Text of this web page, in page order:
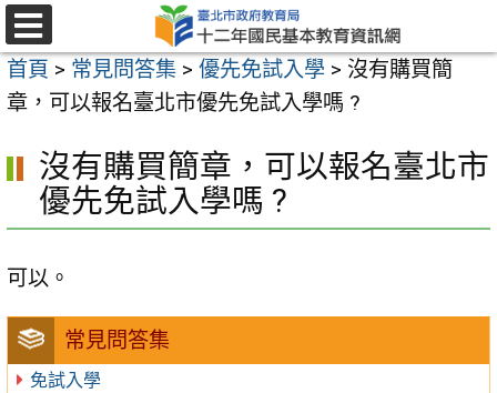
跳
至
主
要
容
選
單
首頁 > 常見問答集 > 優先免試入學 > 沒有購買簡
章，可以報名臺北市優先免試入學嗎 ?
常見問答集
免試入學
沒有購買簡章，可以報名臺北市
優先免試入學嗎 ?
可以。